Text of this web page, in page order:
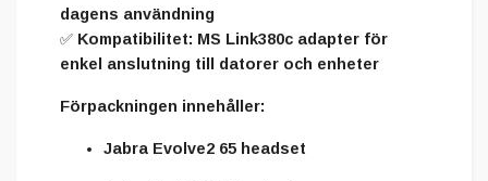
dagens användning
✅ Kompatibilitet: MS Link380c adapter för
enkel anslutning till datorer och enheter
Förpackningen innehåller:
Jabra Evolve2 65 headset